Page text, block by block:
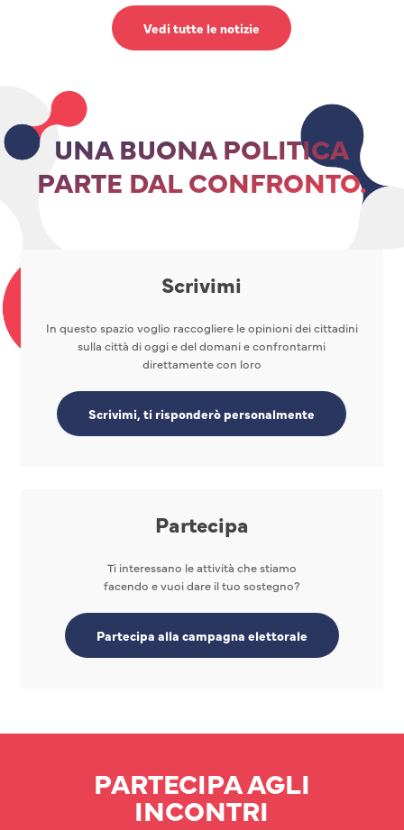
Vedi tutte le notizie
UNA BUONA POLITICA
PARTE DAL CONFRONTO.
Scrivimi
In questo spazio voglio raccogliere le opinioni dei cittadini
sulla città di oggi e del domani e confrontarmi
direttamente con loro
Scrivimi, ti risponderò personalmente
Partecipa
Ti interessano le attività che stiamo
facendo e vuoi dare il tuo sostegno?
Partecipa alla campagna elettorale
PARTECIPA AGLI
INCONTRI